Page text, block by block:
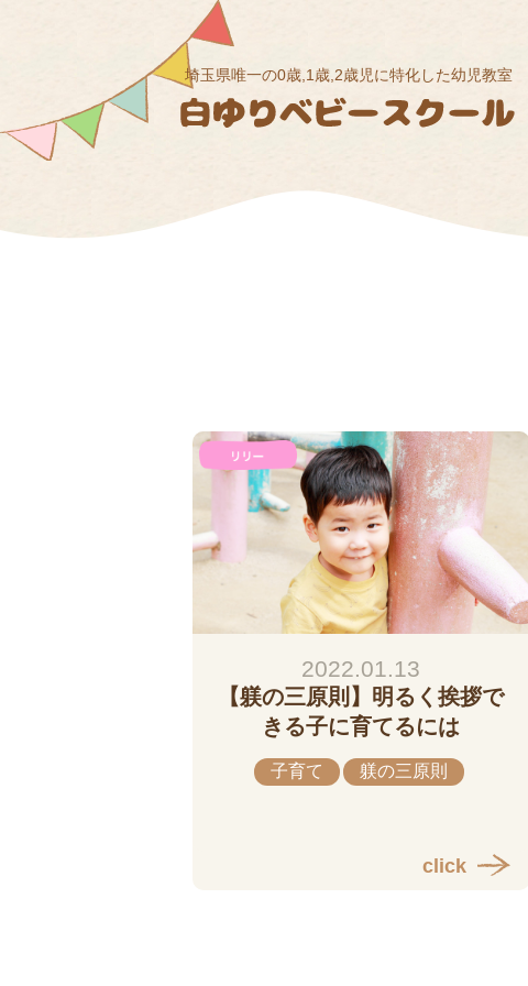
埼玉県唯一の0歳,1歳,2歳児に特化した幼児教室
2022.01.13
【躾の三原則】明るく挨拶で
きる子に育てるには
子育て 躾の三原則
click